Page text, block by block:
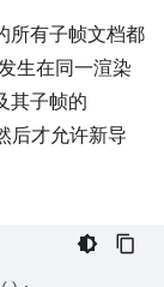
所有子帧文档都
生在同一渲染
其子帧的
后才允许新导